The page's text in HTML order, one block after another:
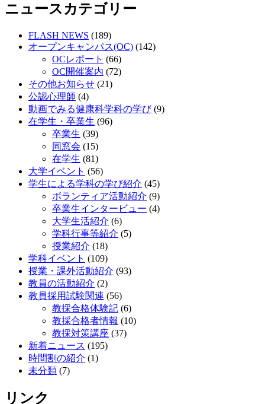
シ
ニュースカテゴリー
FLASH NEWS (189)
オープンキャンパス(OC) (142)
OCレポート (66)
OC開催案内 (72)
その他お知らせ (21)
公認心理師 (4)
動画でみる健康科学科の学び(9)
在学生・卒業生 (96)
卒業生 (39)
同窓会 (15)
在学生 (81)
大学イベント (56)
学生による学科の学び紹介 (45)
ボランティア活動紹介 (9)
卒業生インタービュー (4)
大学生活紹介 (6)
学科行事等紹介 (5)
授業紹介 (18)
学科イベント (109)
授業・課外活動紹介 (93)
教員の活動紹介 (2)
教員採用試験関連 (56)
教採合格体験記 (6)
教採合格者情報 (10)
教採対策講座 (37)
新着ニュース (195)
時間割の紹介 (1)
未分類 (7)
リンク